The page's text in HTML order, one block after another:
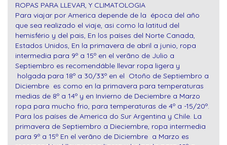
ROPAS PARA LLEVAR, Y CLIMATOLOGIA
Para viajar por America depende de la época del año
que sea realizado el viaje, asi como la latitud del
hemisfério y del pais, En los países del Norte Canada,
Estados Unidos, En la primavera de abril a junio, ropa
intermedia para 9º a 15º en el verãno de Julio a
Septiembro es recomendáble llevar ropa ligera y
holgada para 18º a 30/33º en el Otoño de Septiembro a
Diciembre es como en la primavera para temperaturas
medias de 8º a 14º y en Invierno de Deciembre a Marzo
ropa para mucho frio, para temperaturas de 4º a -15/20º.
Para los países de America do Sur Argentina y Chile. La
primavera de Septiembro a Dieciembre, ropa intermedia
para 9º a 15º En el verãno de Diciembre a Marzo es